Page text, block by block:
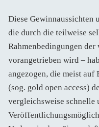
Diese Gewinnaussichten
die durch die teilweise
Rahmenbedingungen
vorangetrieben wird –
angezogen, die meist auf
(sog. gold open access)
vergleichsweise schnelle